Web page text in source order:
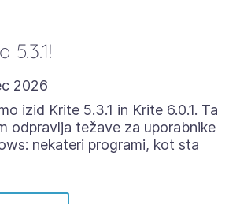
5.3.1!
2026
izid Krite 5.3.1 in Krite 6.0.1. Ta
odpravlja težave za uporabnike
nekateri programi, kot sta